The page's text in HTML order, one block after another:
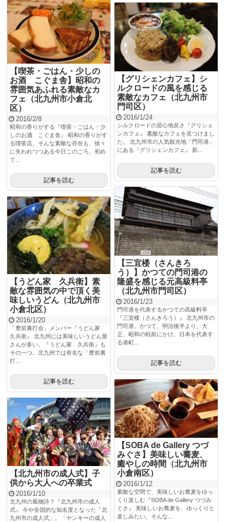
【喫茶・ごはん・少しの
お酒 こぐま舎】昭和の
雰囲気あふれる素敵なカ
フェ（北九州市小倉北
区）
2016/2/8
昭和の香りがする『喫茶・ごはん・少
しのお酒 こぐま舎』 昭和の香りがす
る喫茶店。そんな素敵な存在も、徐々
に失われつつある今日このごろ。初め
て...
記事を読む
【グリシェンカフェ】シ
ルクロードの風を感じる
素敵なカフェ（北九州市
門司区）
2016/1/24
シルクロードの居心地良さ『グリシェ
ンカフェ』 素敵なカフェを見つけまし
た。 北九州市の人気観光地「門司港」
にある『グリシェンカフェ』 新...
記事を読む
【三宜楼（さんきろ
う）】かつての門司港の
隆盛を感じる元高級料亭
（北九州市門司区）
2016/1/23
門司港を代表するかつての高級料亭
『三宜楼（さんきろう）』 北九州市の
門司港。かつて、明治後半より、大
正、昭和の戦前にかけ、日本を代表す
る港町...
記事を読む
【うどん家 久兵衛】素
敵な雰囲気の中で頂く美
味しいうどん（北九州市
小倉北区）
2016/1/20
「豊前裏打会」メンバー『うどん家
久兵衛』 北九州には美味しいうどん屋
さんが多い。『うどん家 久兵衛』も
その一つ。北九州では有名な「豊前裏
打...
記事を読む
【SOBA de Gallery つづ
みぐさ】美味しい蕎麦、
癒やしの時間（北九州市
小倉南区）
2016/1/12
素敵な空間で、美味しいお蕎麦をゆっ
くり楽しむ『SOBA de Gallery つづみ
ぐさ』 美味しいお蕎麦を、ゆっくりと
楽しみたい。そんな...
【北九州市の成人式】子
供から大人への卒業式
2016/1/10
北九州の風物詩？『北九州市の成人
式』 今や全国的な知名度となった「北
九州市の成人式」。「ヤンキーの成人